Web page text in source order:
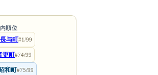
順位
与町#1/99
更町#74/99
和町#75/99